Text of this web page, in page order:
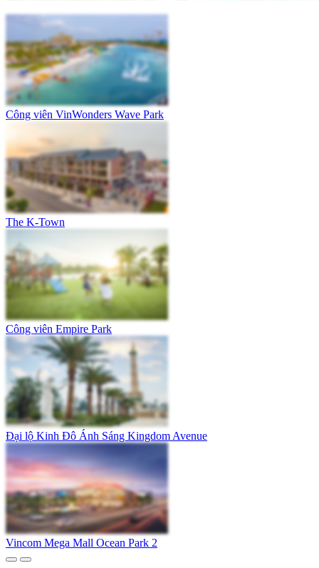
Công viên VinWonders Wave Park
The K-Town
Công viên Empire Park
Đại lộ Kinh Đô Ánh Sáng Kingdom Avenue
Vincom Mega Mall Ocean Park 2